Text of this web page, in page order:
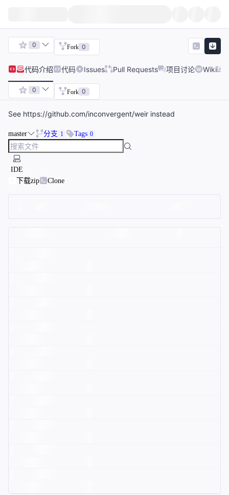
0 Fork 0
代码介绍 代码 Issues Pull Requests 项目讨论 Wiki
0 Fork 0
See https://github.com/inconvergent/weir instead
master 分支 1 Tags 0
IDE
下载zip
Clone